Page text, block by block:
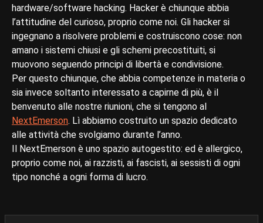
hardware/software hacking. Hacker è chiunque abbia
l’attitudine del curioso, proprio come noi. Gli hacker si
ingegnano a risolvere problemi e costruiscono cose: non
amano i sistemi chiusi e gli schemi precostituiti, si
muovono seguendo principi di libertà e condivisione.
Per questo chiunque, che abbia competenze in materia o
sia invece soltanto interessato a capirne di più, è il
benvenuto alle nostre riunioni, che si tengono al
NextEmerson. Lì abbiamo costruito un spazio dedicato
alle attività che svolgiamo durante l’anno.
Il NextEmerson è uno spazio autogestito: ed è allergico,
proprio come noi, ai razzisti, ai fascisti, ai sessisti di ogni
tipo nonché a ogni forma di lucro.